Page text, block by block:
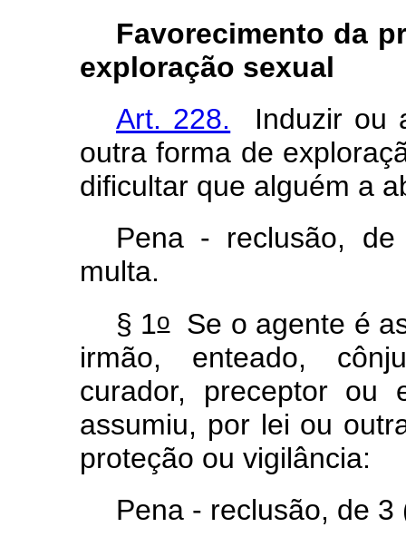
Favorecimento da
exploração sexual
Art. 228. Induzir ou
outra forma de
dificultar que alguém a
Pena - reclusão,
multa.
§ 1oSe o agente é
irmão, enteado,
curador, preceptor ou
assumiu, por lei ou
proteção ou vigilância:
Pena - reclusão, de